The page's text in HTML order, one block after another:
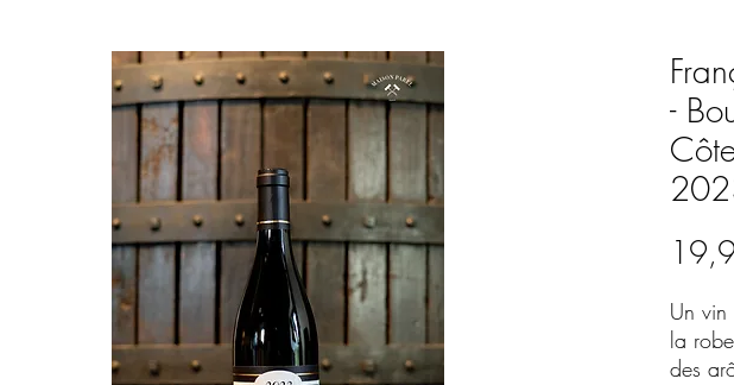
-
Un vin
la
des